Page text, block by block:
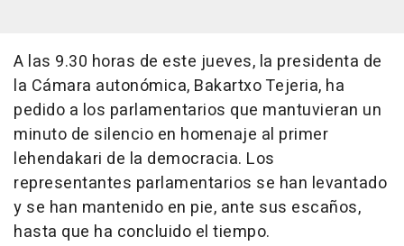
A las 9.30 horas de este jueves, la presidenta de
la Cámara autonómica, Bakartxo Tejeria, ha
pedido a los parlamentarios que mantuvieran un
minuto de silencio en homenaje al primer
lehendakari de la democracia. Los
representantes parlamentarios se han levantado
y se han mantenido en pie, ante sus escaños,
hasta que ha concluido el tiempo.